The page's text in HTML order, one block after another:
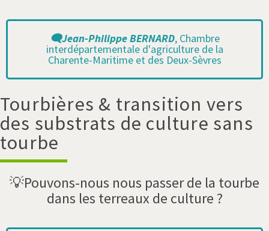
🗨️Jean-Philippe BERNARD, Chambre
interdépartementale d'agriculture de la
Charente-Maritime et des Deux-Sèvres
Tourbières & transition vers
des substrats de culture sans
tourbe
💡Pouvons-nous nous passer de la tourbe
dans les terreaux de culture ?